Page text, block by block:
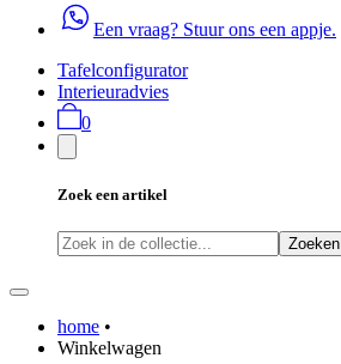
Een vraag? Stuur ons een appje.
Tafelconfigurator
Interieuradvies
0
Zoek een artikel
Zoeken
home •
Winkelwagen